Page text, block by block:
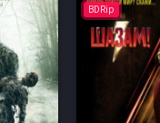
BDRip